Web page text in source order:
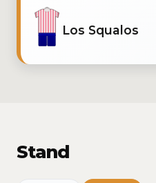
Los Squalos
Stand